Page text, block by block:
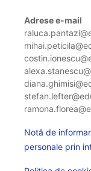
Adrese e-mail
Notă de
personale prin